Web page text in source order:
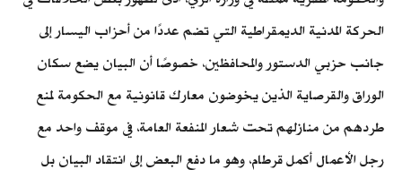
الحركة المدنية الديمقراطية التي تضم عددًا من أحزاب اليسار إلى
جانب حزبي الدستور والمحافظين، خصوصًا أن البيان يضع سكان
الوراق والقرصاية الذين يخوضون معارك قانونية مع الحكومة لمنع
طردهم من منازلهم تحت شعار المنفعة العامة، في موقف واحد مع
رجل الأعمال أكمل قرطام، وهو ما دفع البعض إلى انتقاد البيان بل